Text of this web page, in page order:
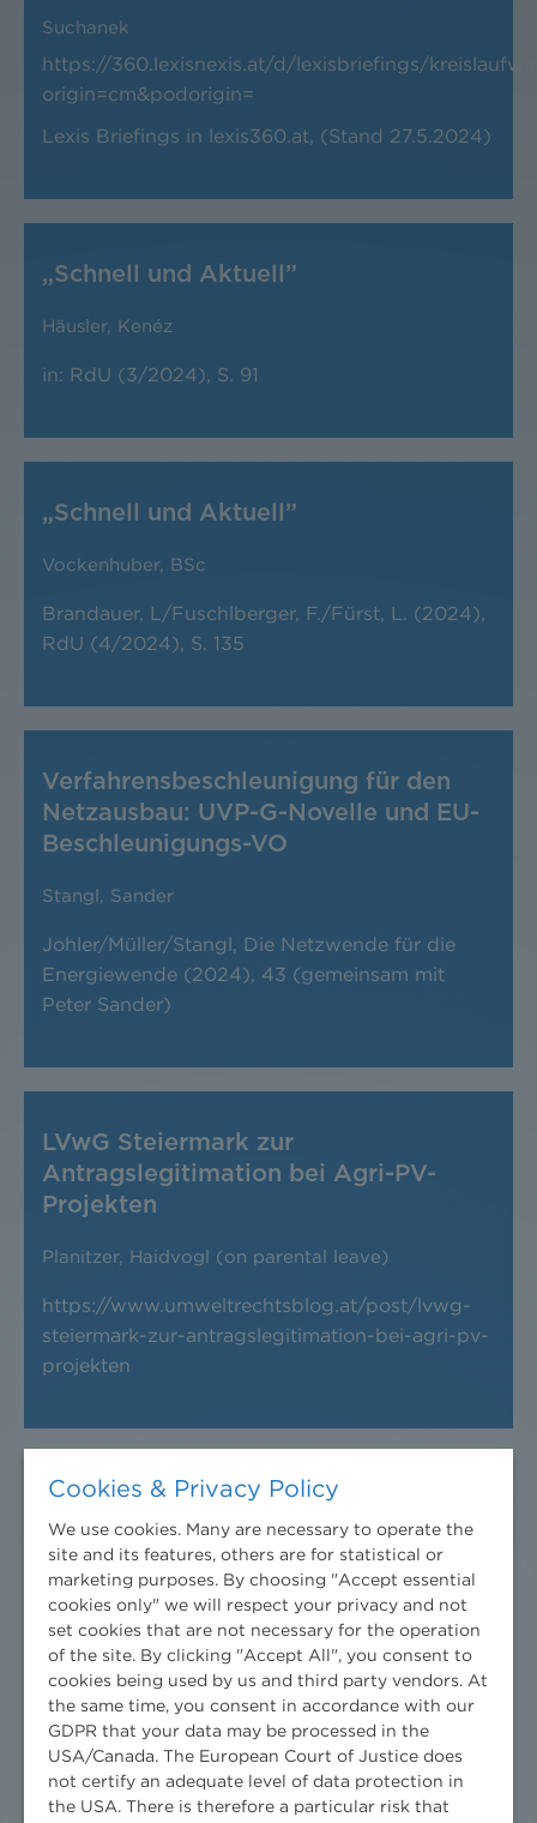
Suchanek
https://360.lexisnexis.at/d/lexisbriefings/
origin=cm&podorigin=
Lexis Briefings in lexis360.at, (Stand 27.5.2024)
„Schnell und Aktuell”
Häusler, Kenéz
in: RdU (3/2024), S. 91
„Schnell und Aktuell”
Vockenhuber, BSc
Brandauer, L/Fuschlberger, F./Fürst, L. (2024),
RdU (4/2024), S. 135
Verfahrensbeschleunigung für den
Netzausbau: UVP-G-Novelle und EU-
Beschleunigungs-VO
Stangl Sander
Johler/Müller/Stangl, Die Netzwende für die
Energiewende (2024), 43 (gemeinsam mit
Peter Sander)
LVwG Steiermark zur
Antragslegitimation bei Agri-PV-
Projekten
Planitzer, Haidvogl (on parental leave)
https://www.umweltrechtsblog.at/post/lvwg-
steiermark-zur-antragslegitimation-bei-agri-pv-
projekten
VwGH setzt Judikaturwandel zur
Kumulierung fort
Planitzer,Haidvogl (on parental leave)
https://www.umweltrechtsblog.at/post/vwgh-
setzt-judikaturwandel-zur-kumulierung-fort
Judikatur: BVwG - dritte Runde auf
Cookies & Privacy Policy
We use cookies. Many are necessary to operate the
site and its features, others are for statistical or
marketing purposes. By choosing "Accept essential
cookies only" we will respect your privacy and not
set cookies that are not necessary for the operation
of the site. By clicking "Accept All", you consent to
cookies being used by us and third party vendors. At
the same time, you consent in accordance with our
GDPR that your data may be processed in the
USA/Canada. The European Court of Justice does
not certify an adequate level of data protection in
the USA. There is therefore a particular risk that